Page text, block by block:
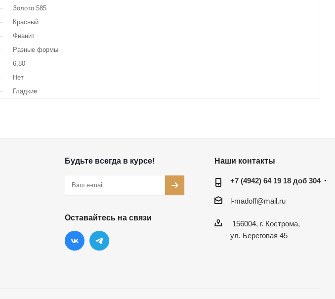
Золото 585
Красный
Фианит
Разные формы
6,80
Нет
Гладкие
Будьте всегда в курсе!
Оставайтесь на связи
Наши контакты
+7 (4942) 64 19 18 доб 304
l-madoff@mail.ru
156004, г. Кострома,
ул. Береговая 45